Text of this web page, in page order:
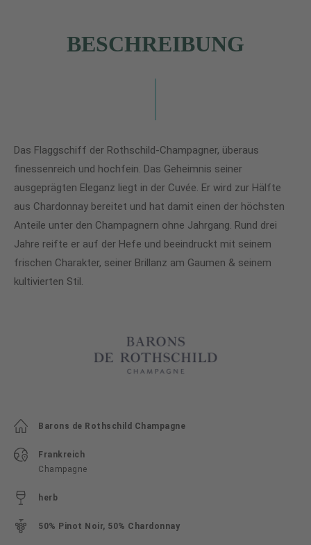
BESCHREIBUNG
Das Flaggschiff der Rothschild-Champagner, überaus
finessenreich und hochfein. Das Geheimnis seiner
ausgeprägten Eleganz liegt in der Cuvée. Er wird zur Hälfte
aus Chardonnay bereitet und hat damit einen der höchsten
Anteile unter den Champagnern ohne Jahrgang. Rund drei
Jahre reifte er auf der Hefe und beeindruckt mit seinem
frischen Charakter, seiner Brillanz am Gaumen & seinem
kultivierten Stil.
Barons de Rothschild Champagne
Frankreich
Champagne
herb
50% Pinot Noir, 50% Chardonnay